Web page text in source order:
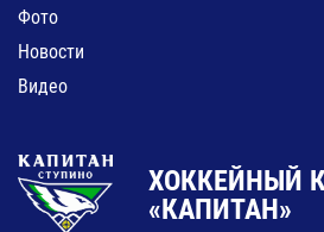
Фото
Новости
Видео
ХОККЕЙНЫЙ
«КАПИТАН»